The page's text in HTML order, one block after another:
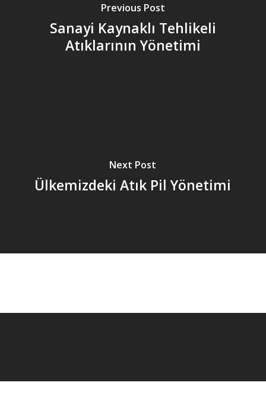
Previous Post
Sanayi Kaynaklı Tehlikeli
Atıklarının Yönetimi
Next Post
Ülkemizdeki Atık Pil Yönetimi